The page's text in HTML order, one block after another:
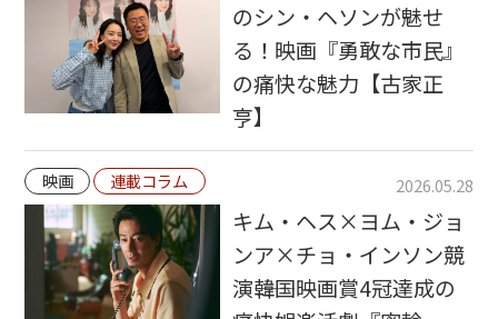
のシン・ヘソンが魅せ
る！映画『勇敢な市民』
の痛快な魅力【古家正
亨】
映画 連載コラム 2026.05.28
キム・ヘス×ヨム・ジョ
ンア×チョ・インソン競
演――韓国映画賞4冠達成の